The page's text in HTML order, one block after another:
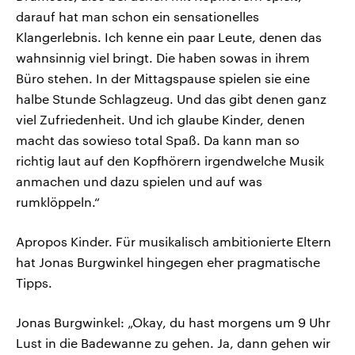
darauf hat man schon ein sensationelles
Klangerlebnis. Ich kenne ein paar Leute, denen das
wahnsinnig viel bringt. Die haben sowas in ihrem
Büro stehen. In der Mittagspause spielen sie eine
halbe Stunde Schlagzeug. Und das gibt denen ganz
viel Zufriedenheit. Und ich glaube Kinder, denen
macht das sowieso total Spaß. Da kann man so
richtig laut auf den Kopfhörern irgendwelche Musik
anmachen und dazu spielen und auf was
rumklöppeln.“
Apropos Kinder. Für musikalisch ambitionierte Eltern
hat Jonas Burgwinkel hingegen eher pragmatische
Tipps.
Jonas Burgwinkel: „Okay, du hast morgens um 9 Uhr
Lust in die Badewanne zu gehen. Ja, dann gehen wir